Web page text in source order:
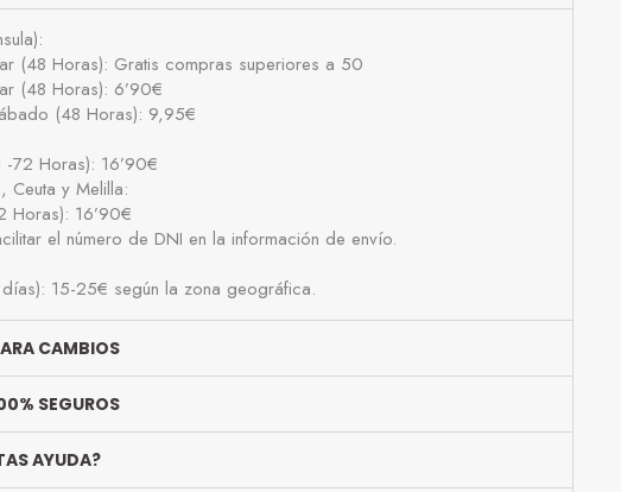
(48 Horas): Gratis compras superiores a 50
(48 Horas): 6’90€
(48 Horas): 9,95€
72 Horas): 16’90€
Ceuta y Melilla:
Horas): 16’90€
el número de DNI en la información de envío.
15-25€ según la zona geográfica.
CAMBIOS
SEGUROS
AYUDA?